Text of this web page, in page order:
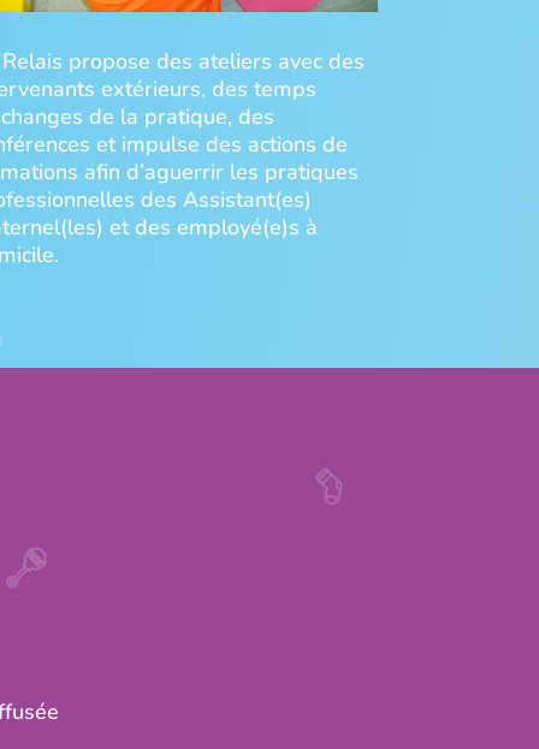
propose des ateliers avec des
extérieurs, des temps
de la pratique, des
et impulse des actions de
afin d’aguerrir les pratiques
des Assistant(es)
et des employé(e)s à